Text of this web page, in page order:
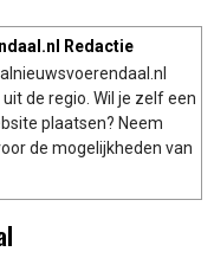
Redactie
de regio. Wil je zelf een
plaatsen? Neem
de mogelijkheden van